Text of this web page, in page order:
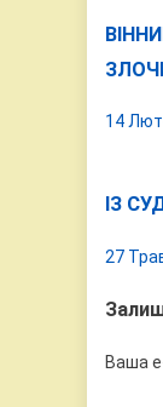
14
ІЗ
27
Ваша